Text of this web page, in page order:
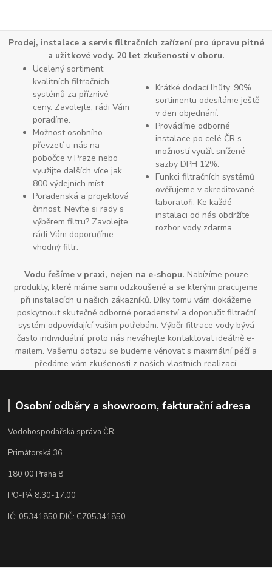
Prodej, instalace a servis filtračních zařízení pro úpravu pitné
a užitkové vody. 20 let zkušeností v oboru.
Ucelený sortiment
kvalitních filtračních
systémů za příznivé
ceny. Zavolejte, rádi Vám
poradíme.
Možnost osobního
převzetí u nás na
pobočce v Praze nebo
využijte dalších více jak
800 výdejních míst.
Poradenská a projektová
činnost. Nevíte si rady s
výběrem filtru? Zavolejte,
rádi Vám doporučíme
vhodný filtr.
Krátké dodací lhůty. 90%
sortimentu odesíláme ještě
v den objednání.
Provádíme odborné
instalace po celé ČR s
možností využít snížené
sazby DPH 12%.
Funkci filtračních systémů
ověřujeme v akreditované
laboratoři. Ke každé
instalaci od nás obdržíte
rozbor vody zdarma.
Vodu řešíme v praxi, nejen na e-shopu. Nabízíme pouze
produkty, které máme sami odzkoušené a se kterými pracujeme
při instalacích u našich zákazníků. Díky tomu vám dokážeme
poskytnout skutečně odborné poradenství a doporučit filtrační
systém odpovídající vašim potřebám. Výběr filtrace vody bývá
často individuální, proto nás neváhejte kontaktovat ideálně e-
mailem. Vašemu dotazu se budeme věnovat s maximální péčí a
předáme vám zkušenosti z našich vlastních realizací.
Osobní odběry a showroom, fakturační adresa
Vodohospodářská správa ČR
Primátorská 36
180 00 Praha 8
PO-PÁ 8:30-17:00
IČ: 05341850 DIČ: CZ05341850